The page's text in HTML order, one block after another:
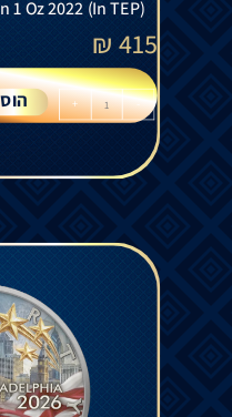
1 Oz 2022 (In TEP)
415
₪
-
+